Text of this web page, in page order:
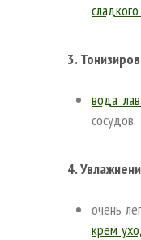
3.
вода
сосудов.
4.
очень
крем